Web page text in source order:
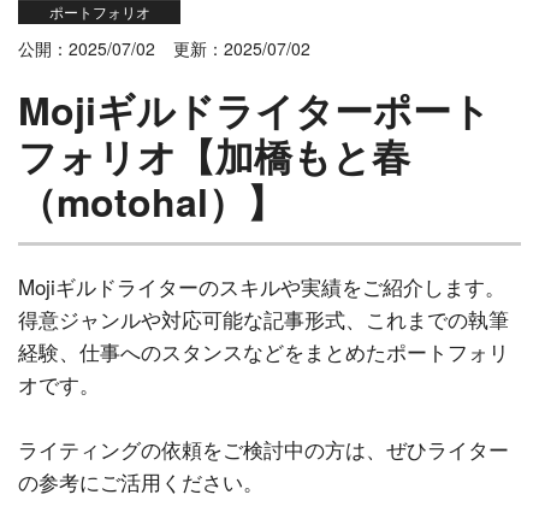
ポートフォリオ
公開：2025/07/02 更新：2025/07/02
Mojiギルドライターポート
フォリオ【加橋もと春
（motohal）】
Mojiギルドライターのスキルや実績をご紹介します。
得意ジャンルや対応可能な記事形式、これまでの執筆
経験、仕事へのスタンスなどをまとめたポートフォリ
オです。
ライティングの依頼をご検討中の方は、ぜひライター
の参考にご活用ください。